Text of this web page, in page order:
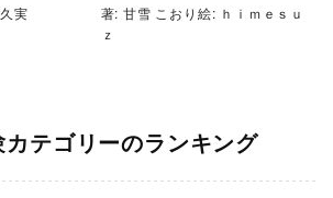
実
著: 甘雪 こおり絵: ｈｉｍｅｓｕ
ｚ
カテゴリーのランキング